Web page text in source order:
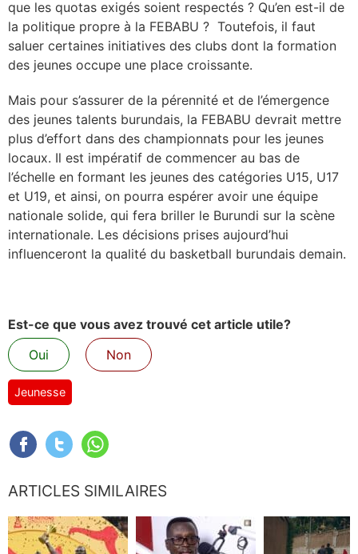
que les quotas exigés soient respectés ? Qu’en est-il de
la politique propre à la FEBABU ? Toutefois, il faut
saluer certaines initiatives des clubs dont la formation
des jeunes occupe une place croissante.
Mais pour s’assurer de la pérennité et de l’émergence
des jeunes talents burundais, la FEBABU devrait mettre
plus d’effort dans des championnats pour les jeunes
locaux. Il est impératif de commencer au bas de
l’échelle en formant les jeunes des catégories U15, U17
et U19, et ainsi, on pourra espérer avoir une équipe
nationale solide, qui fera briller le Burundi sur la scène
internationale. Les décisions prises aujourd’hui
influenceront la qualité du basketball burundais demain.
Est-ce que vous avez trouvé cet article utile?
Oui
Non
Jeunesse
ARTICLES SIMILAIRES